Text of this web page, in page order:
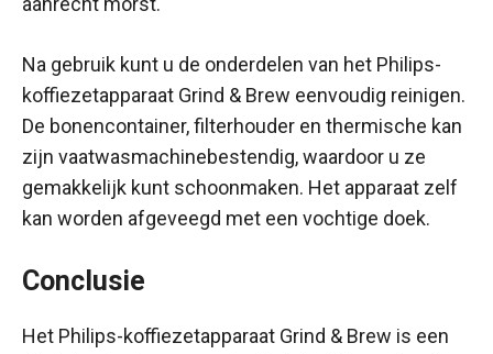
Na gebruik kunt u de onderdelen van het Philips-
koffiezetapparaat Grind & Brew eenvoudig reinigen.
De bonencontainer, filterhouder en thermische kan
zijn vaatwasmachinebestendig, waardoor u ze
gemakkelijk kunt schoonmaken. Het apparaat zelf
kan worden afgeveegd met een vochtige doek.
Conclusie
Het Philips-koffiezetapparaat Grind & Brew is een